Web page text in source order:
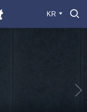
KR